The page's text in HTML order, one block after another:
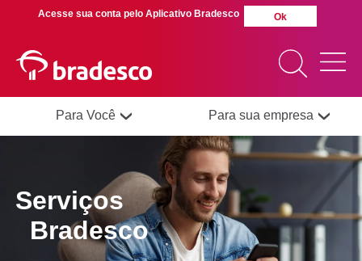
Para Você Para sua empresa
SUAS BUSCAS
RECENTES
Serviços
Bradesco
Acesse sua conta pelo Aplicativo Bradesco Ok